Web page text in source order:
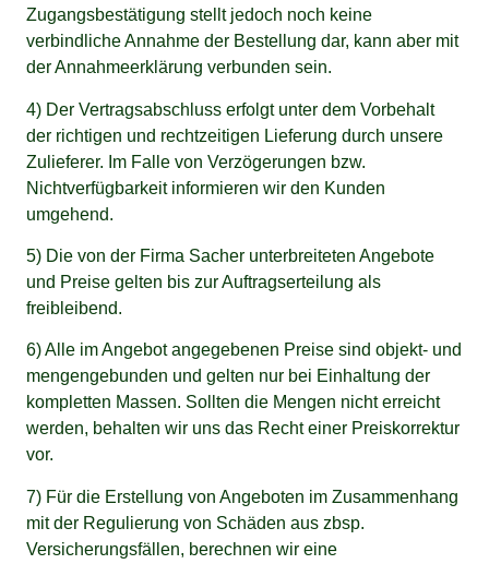
Zugangsbestätigung stellt jedoch noch keine
verbindliche Annahme der Bestellung dar, kann aber mit
der Annahmeerklärung verbunden sein.
4) Der Vertragsabschluss erfolgt unter dem Vorbehalt
der richtigen und rechtzeitigen Lieferung durch unsere
Zulieferer. Im Falle von Verzögerungen bzw.
Nichtverfügbarkeit informieren wir den Kunden
umgehend.
5) Die von der Firma Sacher unterbreiteten Angebote
und Preise gelten bis zur Auftragserteilung als
freibleibend.
6) Alle im Angebot angegebenen Preise sind objekt- und
mengengebunden und gelten nur bei Einhaltung der
kompletten Massen. Sollten die Mengen nicht erreicht
werden, behalten wir uns das Recht einer Preiskorrektur
vor.
7) Für die Erstellung von Angeboten im Zusammenhang
mit der Regulierung von Schäden aus zbsp.
Versicherungsfällen, berechnen wir eine